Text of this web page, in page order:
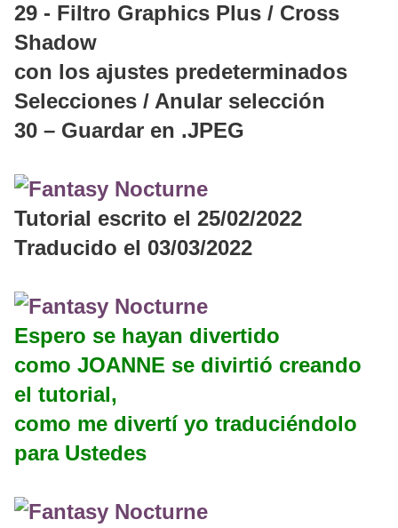
29 - Filtro Graphics Plus / Cross
Shadow
con los ajustes predeterminados
Selecciones / Anular selección
30 – Guardar en .JPEG
Tutorial escrito el 25/02/2022
Traducido el 03/03/2022
Espero se hayan divertido
como JOANNE se divirtió creando
el tutorial,
como me divertí yo traduciéndolo
para Ustedes